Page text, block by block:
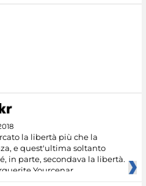
la libertà più che la
e quest'ultima soltanto
in parte, secondava la libertà.
Yourcenar